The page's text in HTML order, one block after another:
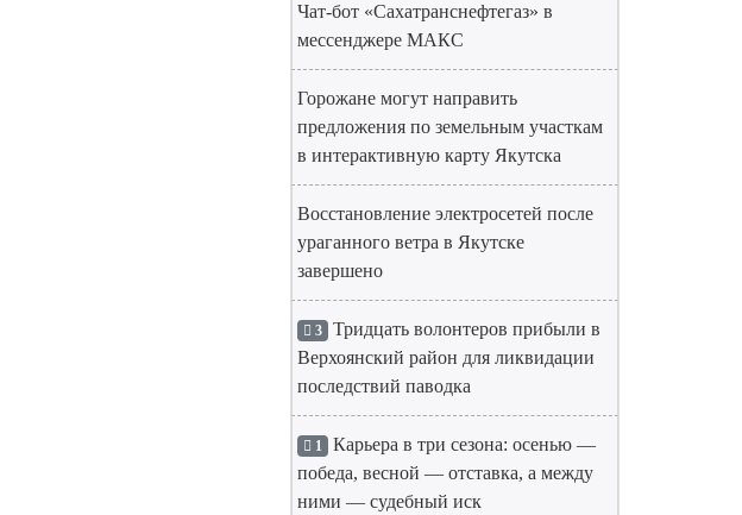
Чат-бот «Сахатранснефтегаз» в
мессенджере МАКС
Горожане могут направить
предложения по земельным участкам
в интерактивную карту Якутска
Восстановление электросетей после
ураганного ветра в Якутске
завершено
3 Тридцать волонтеров прибыли в
Верхоянский район для ликвидации
последствий паводка
1 Карьера в три сезона: осенью —
победа, весной — отставка, а между
ними — судебный иск